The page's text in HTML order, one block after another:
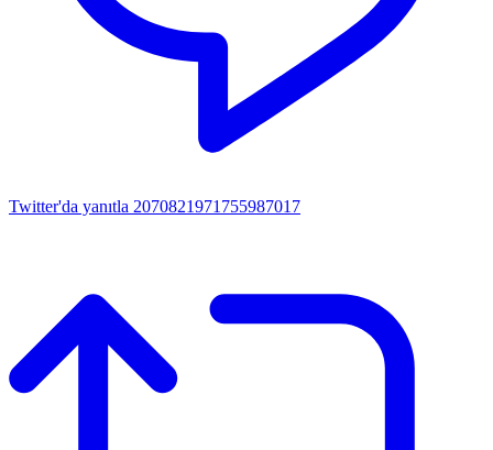
Twitter'da yanıtla 2070821971755987017